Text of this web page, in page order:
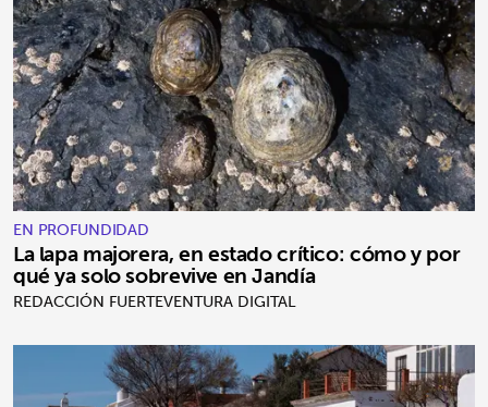
EN PROFUNDIDAD
La lapa majorera, en estado crítico: cómo y por
qué ya solo sobrevive en Jandía
REDACCIÓN FUERTEVENTURA DIGITAL